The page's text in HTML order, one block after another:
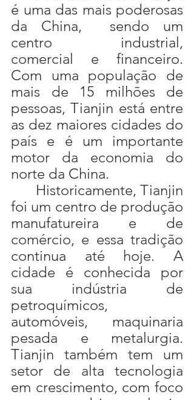
é uma das mais poderosas
da China,  sendo um
centro industrial,
comercial e financeiro.
Com uma população de
mais de 15 milhões de
pessoas, Tianjin está entre
as dez maiores cidades do
país e é um importante
motor da economia do
norte da China.
foi um centro de produção
manufatureira e de
comércio, e essa tradição
continua até hoje. A
cidade é conhecida por
sua indústria de
petroquímicos,
automóveis, maquinaria
pesada e metalurgia.
Tianjin também tem um
setor de alta tecnologia
em crescimento, com foco